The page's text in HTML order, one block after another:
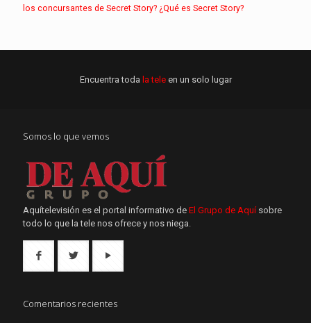
los concursantes de Secret Story? ¿Qué es Secret Story?
Encuentra toda la tele en un solo lugar
Somos lo que vemos
Aquítelevisión es el portal informativo de El Grupo de Aquí sobre
todo lo que la tele nos ofrece y nos niega.
Comentarios recientes